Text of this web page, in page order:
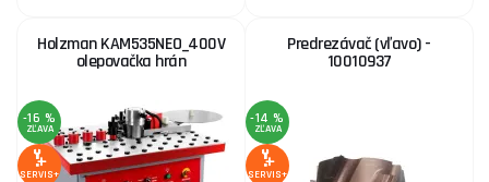
Holzman KAM535NEO_400V
olepovačka hrán
-16 %
ZĽAVA
SERVIS+
Predrezávač (vľavo) -
10010937
-14 %
ZĽAVA
SERVIS+